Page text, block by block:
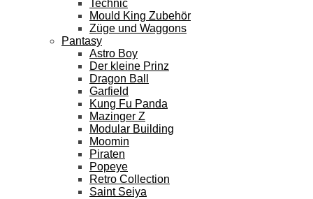
Technic
Mould King Zubehör
Züge und Waggons
Pantasy
Astro Boy
Der kleine Prinz
Dragon Ball
Garfield
Kung Fu Panda
Mazinger Z
Modular Building
Moomin
Piraten
Popeye
Retro Collection
Saint Seiya